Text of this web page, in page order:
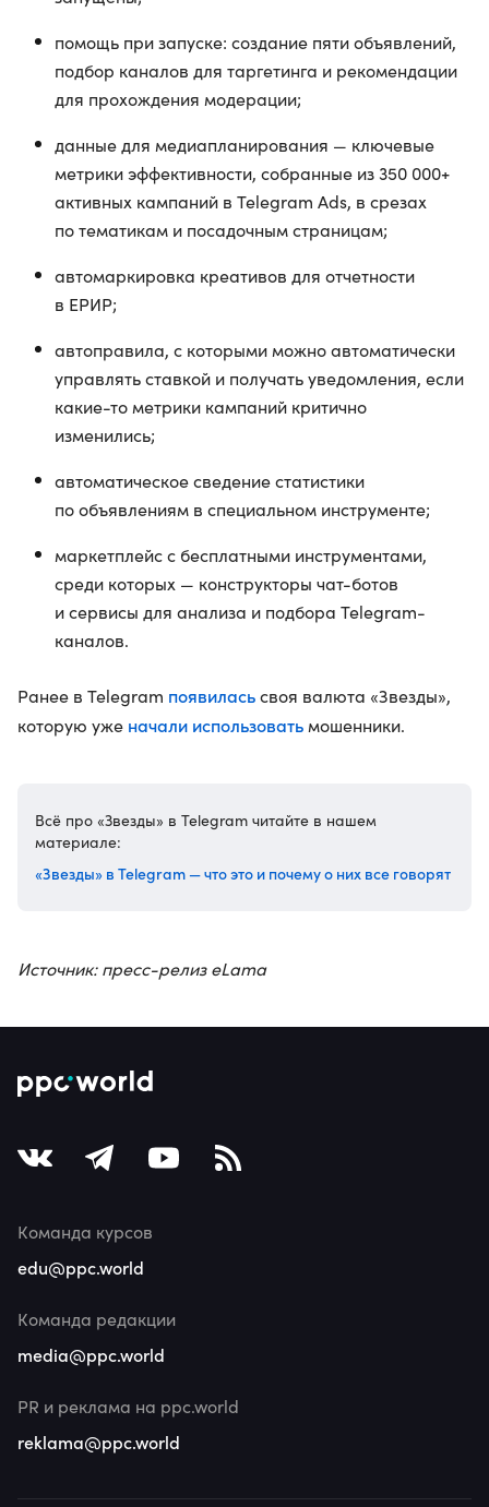
помощь при запуске: создание пяти объявлений,
подбор каналов для таргетинга и рекомендации
для прохождения модерации;
данные для медиапланирования — ключевые
метрики эффективности, собранные из 350 000+
активных кампаний в Telegram Ads, в срезах
по тематикам и посадочным страницам;
автомаркировка креативов для отчетности
в ЕРИР;
автоправила, с которыми можно автоматически
управлять ставкой и получать уведомления, если
какие-то метрики кампаний критично
изменились;
автоматическое сведение статистики
по объявлениям в специальном инструменте;
маркетплейс с бесплатными инструментами,
среди которых — конструкторы чат-ботов
и сервисы для анализа и подбора Telegram-
каналов.
Ранее в Telegram появиласьсвоя валюта «Звезды»,
которую уже начали использоватьмошенники.
Всё про «Звезды» в Telegram читайте в нашем
материале:
«Звезды» в Telegram — что это и почему о них все говорят
Источник: пресс-релиз eLama
Команда курсов
edu@ppc.world
Команда редакции
media@ppc.world
PR и реклама на ppc.world
reklama@ppc.world